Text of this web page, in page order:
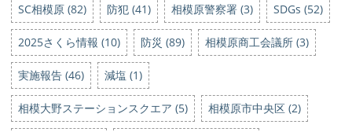
SC相模原 (82) 防犯 (41) 相模原警察署 (3) SDGs (52)
2025さくら情報 (10) 防災 (89) 相模原商工会議所 (3)
実施報告 (46) 減塩 (1)
相模大野ステーションスクエア (5) 相模原市中央区 (2)